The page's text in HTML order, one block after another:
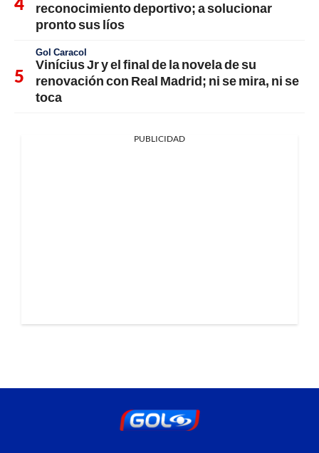
reconocimiento deportivo; a solucionar
pronto sus líos
Gol Caracol
Vinícius Jr y el final de la novela de su
renovación con Real Madrid; ni se mira, ni se
toca
PUBLICIDAD